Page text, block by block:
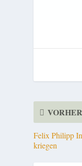
Felix Philipp
kriegen